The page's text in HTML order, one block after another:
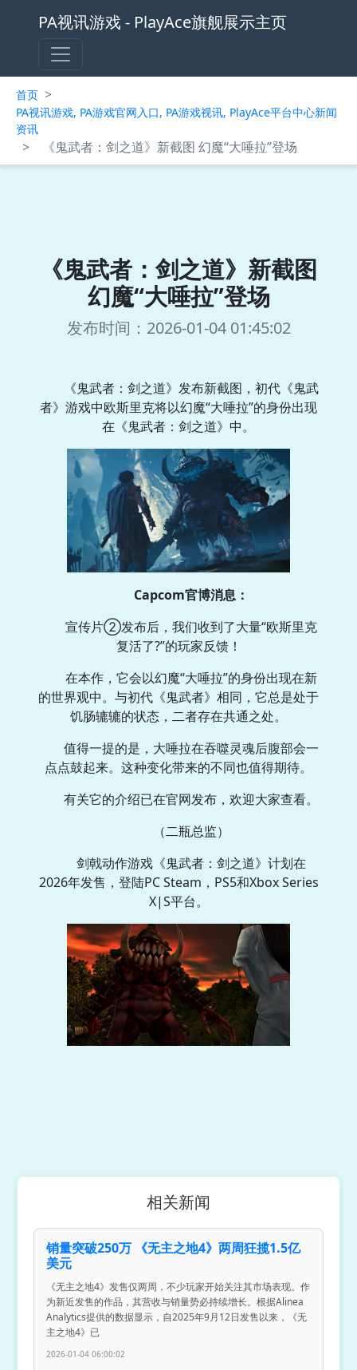
PA视讯游戏 - PlayAce旗舰展示主页
首页 >
PA视讯游戏, PA游戏官网入口, PA游戏视讯, PlayAce平台中心新闻
资讯
> 《鬼武者：剑之道》新截图 幻魔“大唾拉”登场
《鬼武者：剑之道》新截图
幻魔“大唾拉”登场
发布时间：2026-01-04 01:45:02
《鬼武者：剑之道》发布新截图，初代《鬼武
者》游戏中欧斯里克将以幻魔“大唾拉”的身份出现
在《鬼武者：剑之道》中。
Capcom官博消息：
宣传片②发布后，我们收到了大量“欧斯里克
复活了?”的玩家反馈！
在本作，它会以幻魔“大唾拉”的身份出现在新
的世界观中。与初代《鬼武者》相同，它总是处于
饥肠辘辘的状态，二者存在共通之处。
值得一提的是，大唾拉在吞噬灵魂后腹部会一
点点鼓起来。这种变化带来的不同也值得期待。
有关它的介绍已在官网发布，欢迎大家查看。
（二瓶总监）
剑戟动作游戏《鬼武者：剑之道》计划在
2026年发售，登陆PC Steam，PS5和Xbox Series
X|S平台。
相关新闻
销量突破250万 《无主之地4》两周狂揽1.5亿
美元
《无主之地4》发售仅两周，不少玩家开始关注其市场表现。作
为新近发售的作品，其营收与销量势必持续增长。根据Alinea
Analytics提供的数据显示，自2025年9月12日发售以来，《无
主之地4》已
2026-01-04 06:00:02